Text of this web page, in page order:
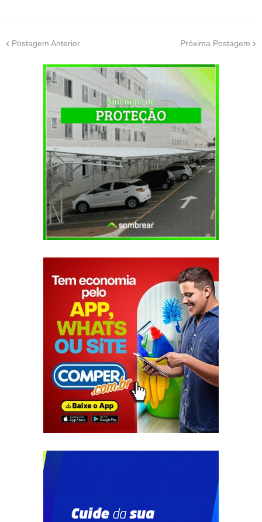
Postagem Anterior Próxima Postagem